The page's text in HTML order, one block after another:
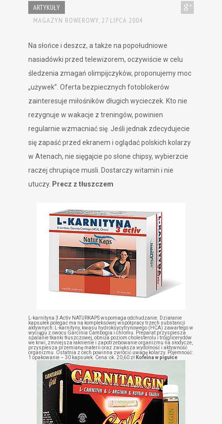
ARTYKUŁY
MAGAZYN ROWEROWY, 27 LIPCA 2004
Na słońce i deszcz, a także na popołudniowe
nasiadówki przed telewizorem, oczywiście w celu
śledzenia zmagań olimpijczyków, proponujemy moc
„używek”. Oferta bezpiecznych fotoblokerów
zainteresuje miłośników długich wycieczek. Kto nie
rezygnuje w wakacje z treningów, powinien
regularnie wzmacniać się. Jeśli jednak zdecydujecie
się zapaść przed ekranem i oglądać polskich kolarzy
w Atenach, nie sięgajcie po słone chipsy, wybierzcie
raczej chrupiące musli. Dostarczy witamin i nie
utuczy. Precz z tłuszczem
L-karnityna 3 Activ NATURKAPS wspomaga odchudzanie. Działanie
kapsułek polegać ma na kompleksowej współpracy trzech substancji
aktywnych: L-karnityny, kwasu hydroksycytrynowego (HCA) zawartego w
wyciągu z owocu Garcinia Cambogia i chromu. Preparat przyspiesza
spalanie tkanki tłuszczowej, obniża poziom cholesterolu i trójglicerydów
we krwi, zmniejsza łaknienie i zapotrzebowanie organizmu na słodycze,
przyspiesza przemianę materii oraz zwiększa wydolność i aktywność
organizmu. Ostatnia z cech powinna zwrócić uwagę kolarzy. Pojemność:
1 opakowanie – 30 kapsułek. Cena: ok. 20,60 zł Kofeina w pigułce